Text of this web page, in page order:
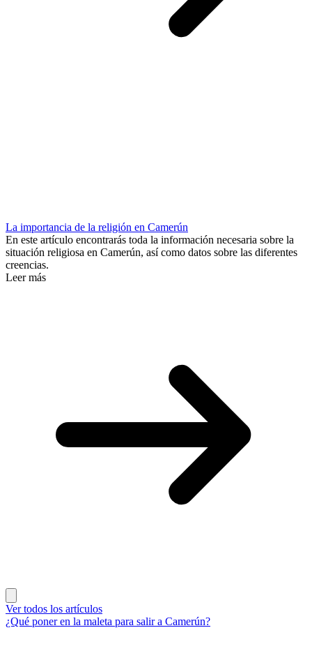
La importancia de la religión en Camerún
En este artículo encontrarás toda la información necesaria sobre la
situación religiosa en Camerún, así como datos sobre las diferentes
creencias.
Leer más
Ver todos los artículos
¿Qué poner en la maleta para salir a Camerún?